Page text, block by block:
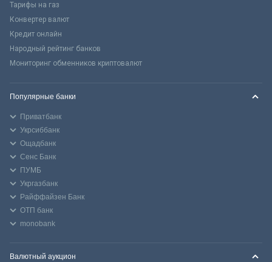
Тарифы на газ
Конвертер валют
Кредит онлайн
Народный рейтинг банков
Мониторинг обменников криптовалют
Популярные банки
Приватбанк
Укрсиббанк
Ощадбанк
Сенс Банк
ПУМБ
Укргазбанк
Райффайзен Банк
ОТП банк
monobank
Валютный аукцион